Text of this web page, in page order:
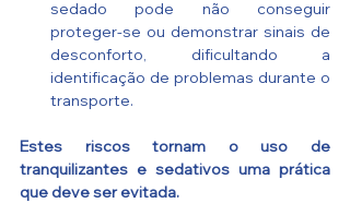
sedado pode não conseguir
proteger-se ou demonstrar sinais de
desconforto, dificultando a
identificação de problemas durante o
transporte.
Estes riscos tornam o uso de
tranquilizantes e sedativos uma prática
que deve ser evitada.